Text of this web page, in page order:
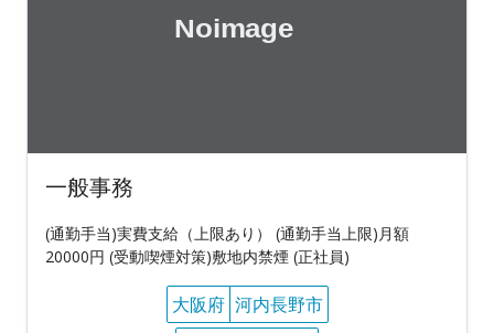
一般事務
(通勤手当)実費支給（上限あり） (通勤手当上限)月額
20000円 (受動喫煙対策)敷地内禁煙 (正社員)
大阪府 河内長野市